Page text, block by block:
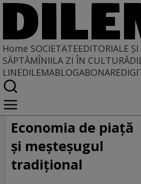
Home SOCIETATEEDITORIALE
SĂPTĂMÎNIILA ZI ÎN CULTURĂ
LINEDILEMABLOGABONARE
Home
Societate
LA SINGULAR ȘI LA PLURAL
Economia de piaţă
şi meşteşugul
tradiţional